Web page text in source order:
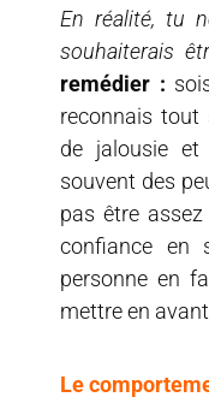
En réalité, tu
souhaiterais
remédier :
reconnais
de jalousie et
souvent des
pas être
confiance en
personne en
mettre en
Le